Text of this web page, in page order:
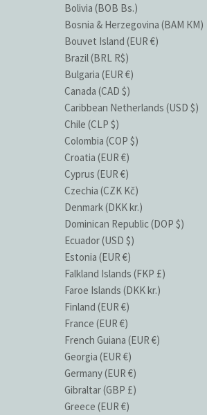
Bolivia (BOB Bs.)
Bosnia & Herzegovina (BAM КМ)
Bouvet Island (EUR €)
Brazil (BRL R$)
Bulgaria (EUR €)
Canada (CAD $)
Caribbean Netherlands (USD $)
Chile (CLP $)
Colombia (COP $)
Croatia (EUR €)
Cyprus (EUR €)
Czechia (CZK Kč)
Denmark (DKK kr.)
Dominican Republic (DOP $)
Ecuador (USD $)
Estonia (EUR €)
Falkland Islands (FKP £)
Faroe Islands (DKK kr.)
Finland (EUR €)
France (EUR €)
French Guiana (EUR €)
Georgia (EUR €)
Germany (EUR €)
Gibraltar (GBP £)
Greece (EUR €)